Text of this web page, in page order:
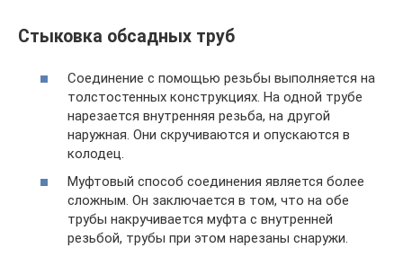
Стыковка обсадных труб
Соединение с помощью резьбы выполняется на
толстостенных конструкциях. На одной трубе
нарезается внутренняя резьба, на другой
наружная. Они скручиваются и опускаются в
колодец.
Муфтовый способ соединения является более
сложным. Он заключается в том, что на обе
трубы накручивается муфта с внутренней
резьбой, трубы при этом нарезаны снаружи.